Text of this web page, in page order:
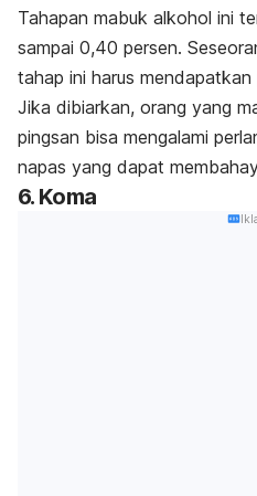
Tahapan mabuk alkohol ini
sampai 0,40 persen.
tahap ini harus
Jika dibiarkan, orang yang
pingsan bisa mengalami
napas yang dapat
6. Koma